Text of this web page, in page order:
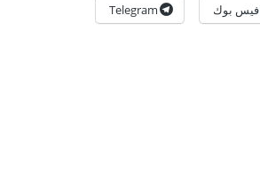
فيس بوك Telegram